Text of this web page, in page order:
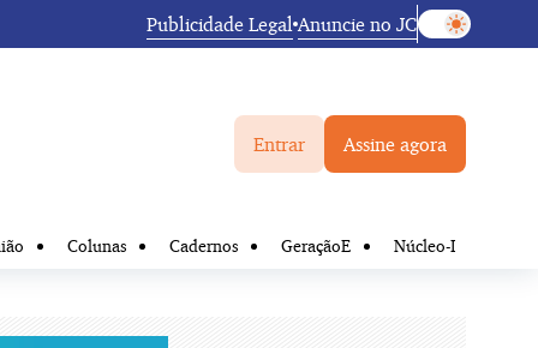
Publicidade Legal Anuncie no JC
Entrar Assine agora
Colunas Cadernos GeraçãoE Núcleo-I